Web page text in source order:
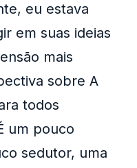
eu estava
em suas ideias
mais
sobre A
todos
um pouco
sedutor, uma